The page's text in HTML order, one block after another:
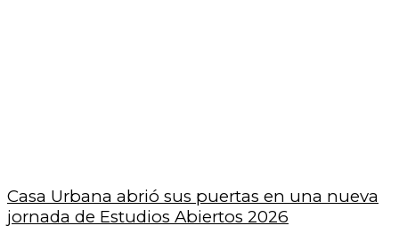
Casa Urbana abrió sus puertas en una nueva
jornada de Estudios Abiertos 2026